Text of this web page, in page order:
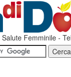
Femminile -